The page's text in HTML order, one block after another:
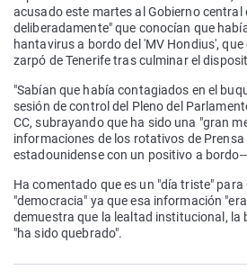
acusado este martes al Gobierno central
deliberadamente" que conocían que
hantavirus a bordo del 'MV Hondius',
zarpó de Tenerife tras culminar el
"Sabían que había contagiados en el
sesión de control del Pleno del
CC, subrayando que ha sido una "gran
informaciones de los rotativos de Prensa
estadounidense con un positivo a
Ha comentado que es un "día triste"
"democracia" ya que esa información
demuestra que la lealtad institucional, la
"ha sido quebrado".